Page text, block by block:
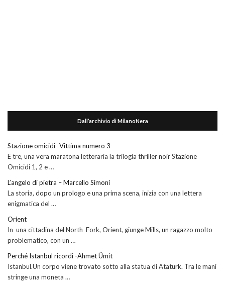
Dall’archivio di MilanoNera
Stazione omicidi- Vittima numero 3
E tre, una vera maratona letteraria la trilogia thriller noir Stazione
Omicidi 1, 2 e …
L’angelo di pietra – Marcello Simoni
La storia, dopo un prologo e una prima scena, inizia con una lettera
enigmatica del …
Orient
In una cittadina del North Fork, Orient, giunge Mills, un ragazzo molto
problematico, con un …
Perché Istanbul ricordi -Ahmet Ümit
Istanbul.Un corpo viene trovato sotto alla statua di Ataturk. Tra le mani
stringe una moneta …